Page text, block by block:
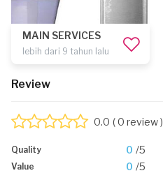
MAIN SERVICES
lebih dari 9 tahun lalu
Review
0.0 ( 0 review )
Quality 0 /5
Value 0 /5